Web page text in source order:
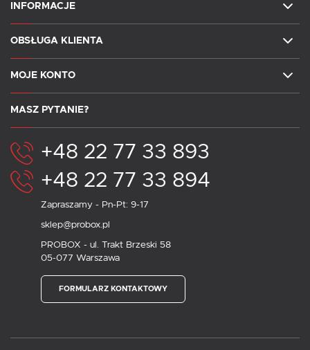
INFORMACJE
OBSŁUGA KLIENTA
MOJE KONTO
MASZ PYTANIE?
+48 22 77 33 893
+48 22 77 33 894
Zapraszamy - Pn-Pt: 9-17
sklep@probox.pl
PROBOX - ul. Trakt Brzeski 58
05-077 Warszawa
FORMULARZ KONTAKTOWY